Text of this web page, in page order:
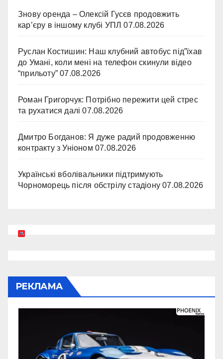
Знову оренда – Олексій Гусєв продовжить
кар’єру в іншому клубі УПЛ 07.08.2026
Руслан Костишин: Наш клубний автобус під”їхав
до Умані, коли мені на телефон скинули відео
“прильоту” 07.08.2026
Роман Григорчук: Потрібно пережити цей стрес
та рухатися далі 07.08.2026
Дмитро Богданов: Я дуже радий продовженню
контракту з Уніоном 07.08.2026
Українські вболівальники підтримують
Чорноморець після обстрілу стадіону 07.08.2026
РЕКЛАМА